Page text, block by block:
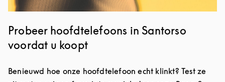
Probeer hoofdtelefoons in Santorso
voordat u koopt
Benieuwd hoe onze hoofdtelefoon echt klinkt? Test ze